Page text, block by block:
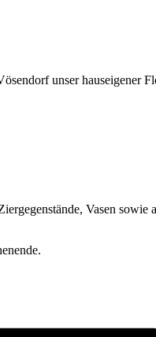
unser hauseigener
Vasen